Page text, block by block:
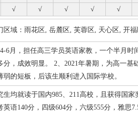
√ √ √ √ √
区域：雨花区, 岳麓区, 芙蓉区, 天心区, 开
4-6月，担任高三学员英语家教，一个半月
分，成效明显。 2、2021年暑期，为高一基
弱的短板，后该生顺利进入国际学校。
生均就读于国内985、211高校，且获得国
英语140分，四级604分，六级555分，雅思